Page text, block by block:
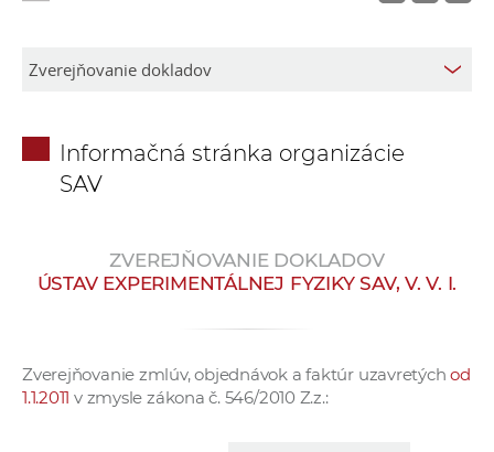
e
r
Informačná stránka organizácie
SAV
ZVEREJŇOVANIE DOKLADOV
ÚSTAV EXPERIMENTÁLNEJ FYZIKY SAV, V. V. I.
Zverejňovanie zmlúv, objednávok a faktúr uzavretýchod
1.1.2011 v zmysle zákona č. 546/2010 Z.z.: